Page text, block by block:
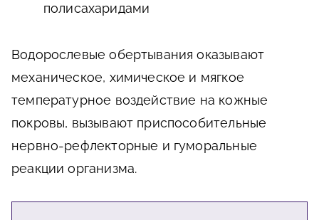
полисахаридами
Водорослевые обертывания оказывают
механическое, химическое и мягкое
температурное воздействие на кожные
покровы, вызывают приспособительные
нервно-рефлекторные и гуморальные
реакции организма.